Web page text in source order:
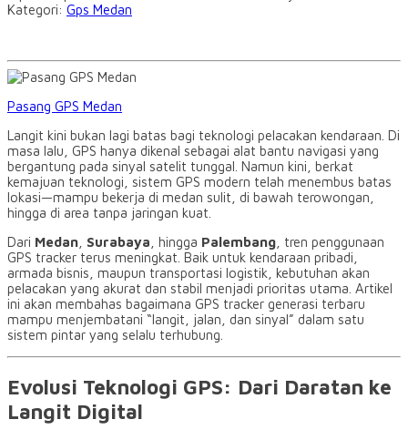
Kategori: Gps Medan
Pasang GPS Medan
Langit kini bukan lagi batas bagi teknologi pelacakan kendaraan. Di
masa lalu, GPS hanya dikenal sebagai alat bantu navigasi yang
bergantung pada sinyal satelit tunggal. Namun kini, berkat
kemajuan teknologi, sistem GPS modern telah menembus batas
lokasi—mampu bekerja di medan sulit, di bawah terowongan,
hingga di area tanpa jaringan kuat.
Dari Medan Surabaya , hingga Palembang , tren penggunaan
GPS tracker terus meningkat. Baik untuk kendaraan pribadi,
armada bisnis, maupun transportasi logistik, kebutuhan akan
pelacakan yang akurat dan stabil menjadi prioritas utama. Artikel
ini akan membahas bagaimana GPS tracker generasi terbaru
mampu menjembatani “langit, jalan, dan sinyal” dalam satu
sistem pintar yang selalu terhubung.
Evolusi Teknologi GPS: Dari Daratan ke
Langit Digital